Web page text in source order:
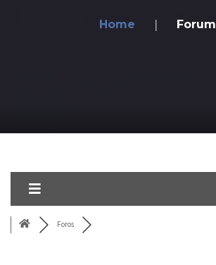
Home Forum
Foros